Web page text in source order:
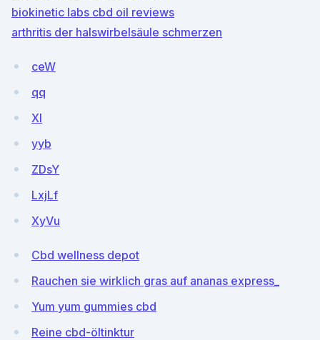
biokinetic labs cbd oil reviews
arthritis der halswirbelsäule schmerzen
ceW
qq
Xl
yyb
ZDsY
LxjLf
XyVu
Cbd wellness depot
Rauchen sie wirklich gras auf ananas express_
Yum yum gummies cbd
Reine cbd-öltinktur